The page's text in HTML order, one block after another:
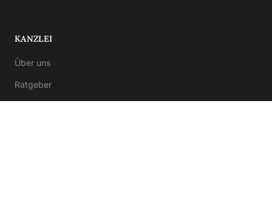
KANZLEI
Über uns
Ratgeber